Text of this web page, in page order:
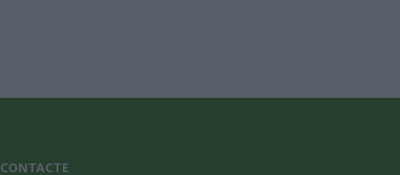
CONTACTE